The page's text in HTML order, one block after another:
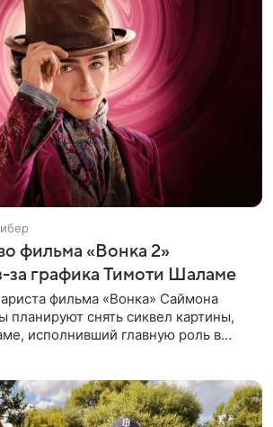
фильма «Вонка 2»
за графика Тимоти Шаламе
фильма «Вонка» Саймона
планируют снять сиквел картины,
исполнивший главную роль в